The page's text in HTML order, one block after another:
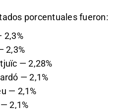
porcentuales fueron:
2,3%
2,3%
— 2,28%
— 2,1%
— 2,1%
2,1%